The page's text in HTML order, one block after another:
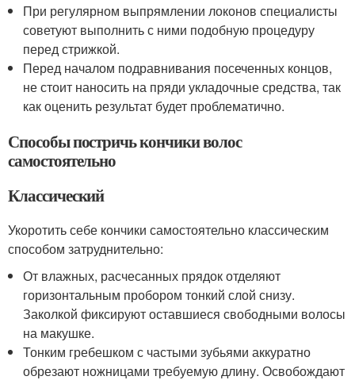
При регулярном выпрямлении локонов специалисты
советуют выполнить с ними подобную процедуру
перед стрижкой.
Перед началом подравнивания посеченных концов,
не стоит наносить на пряди укладочные средства, так
как оценить результат будет проблематично.
Способы постричь кончики волос
самостоятельно
Классический
Укоротить себе кончики самостоятельно классическим
способом затруднительно:
От влажных, расчесанных прядок отделяют
горизонтальным пробором тонкий слой снизу.
Заколкой фиксируют оставшиеся свободными волосы
на макушке.
Тонким гребешком с частыми зубьями аккуратно
обрезают ножницами требуемую длину. Освобождают